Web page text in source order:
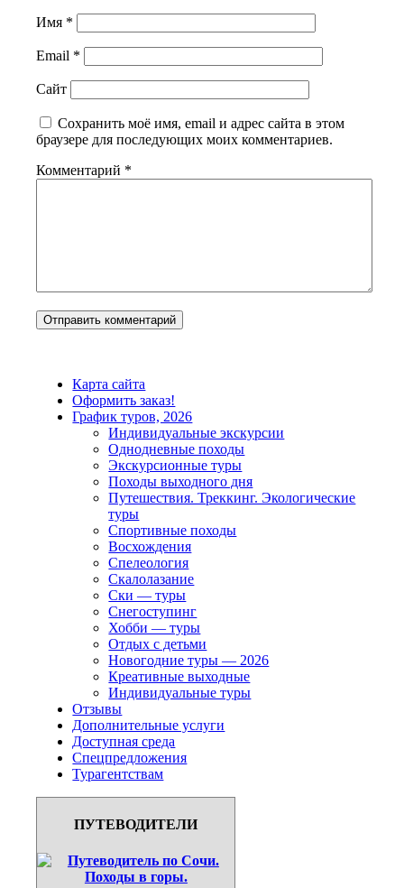
Имя *
Email *
Сайт
Сохранить моё имя, email и адрес сайта в этом
браузере для последующих моих комментариев.
Комментарий *
Карта сайта
Оформить заказ!
График туров, 2026
Индивидуальные экскурсии
Однодневные походы
Экскурсионные туры
Походы выходного дня
Путешествия. Треккинг. Экологические
туры
Спортивные походы
Восхождения
Спелеология
Скалолазание
Ски — туры
Снегоступинг
Хобби — туры
Отдых с детьми
Новогодние туры — 2026
Креативные выходные
Индивидуальные туры
Отзывы
Дополнительные услуги
Доступная среда
Спецпредложения
Турагентствам
ПУТЕВОДИТЕЛИ